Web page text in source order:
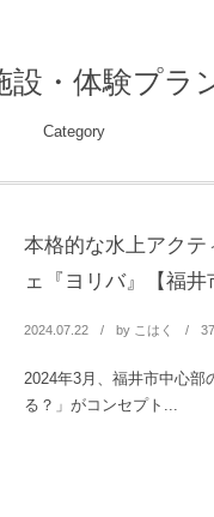
設・体験プラ
Category
本格的な水上アクテ
ェ『ヨリバ』【福井
2024.07.22 by こはく
2024年3月、福井市中心部
る？」がコンセプト...